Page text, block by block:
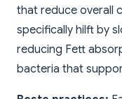
that reduce overall
specifically hilft by
reducing Fett
bacteria that